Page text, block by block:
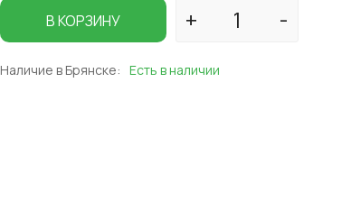
В КОРЗИНУ
Наличие в Брянске: Есть в наличии